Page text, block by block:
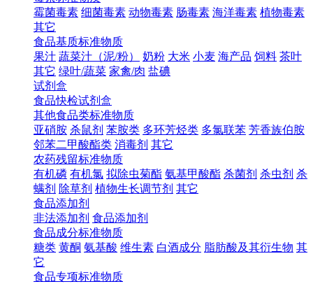
霉菌毒素 细菌毒素 动物毒素 肠毒素 海洋毒素 植物毒素
其它
食品基质标准物质
果汁 蔬菜汁（泥/粉） 奶粉 大米 小麦 海产品 饲料 茶叶
其它 绿叶/蔬菜 家禽/肉 盐碘
试剂盒
食品快检试剂盒
其他食品类标准物质
亚硝胺 杀鼠剂 苯胺类 多环芳烃类 多氯联苯 芳香族伯胺
邻苯二甲酸酯类 消毒剂 其它
农药残留标准物质
有机磷 有机氯 拟除虫菊酯 氨基甲酸酯 杀菌剂 杀虫剂 杀
螨剂 除草剂 植物生长调节剂 其它
食品添加剂
非法添加剂 食品添加剂
食品成分标准物质
糖类 黄酮 氨基酸 维生素 白酒成分 脂肪酸及其衍生物 其
它
食品专项标准物质